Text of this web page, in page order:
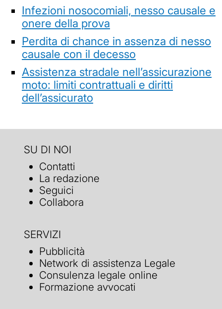
Infezioni nosocomiali, nesso causale e
onere della prova
Perdita di chance in assenza di nesso
causale con il decesso
Assistenza stradale nell’assicurazione
moto: limiti contrattuali e diritti
dell’assicurato
SU DI NOI
Contatti
La redazione
Seguici
Collabora
SERVIZI
Pubblicità
Network di assistenza Legale
Consulenza legale online
Formazione avvocati